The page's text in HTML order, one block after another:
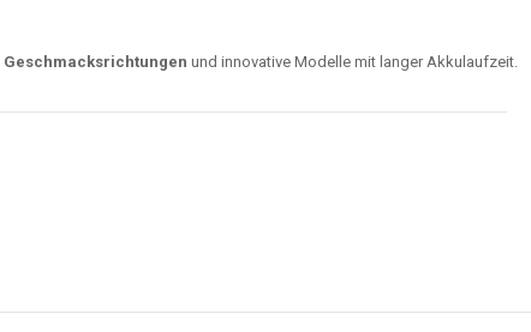
Geschmacksrichtungen und innovative Modelle mit langer Akkulaufzeit.